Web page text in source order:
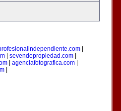
|
| sevendepropiedad.com|
| agenciafotografica.com|
|